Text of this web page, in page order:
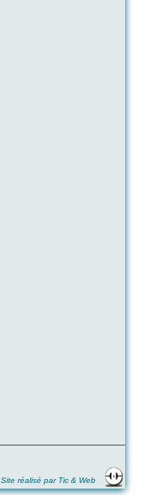
Site réalisé par Tic & Web